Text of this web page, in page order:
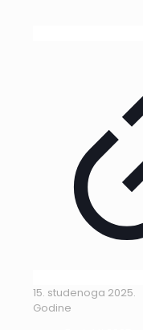
15. studenoga 2025.
Godine